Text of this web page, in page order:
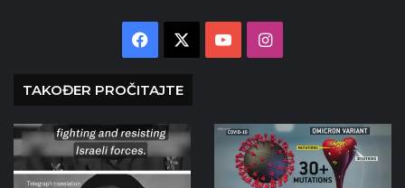
Facebook YouTubeInstagram
TAKOĐER PROČITAJTE